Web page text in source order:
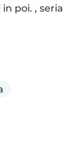
poi. , seria